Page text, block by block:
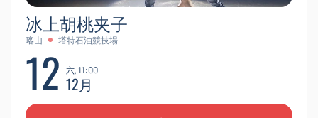
冰上胡桃夹子
喀山 塔特石油競技場
12 六, 11:00
12月